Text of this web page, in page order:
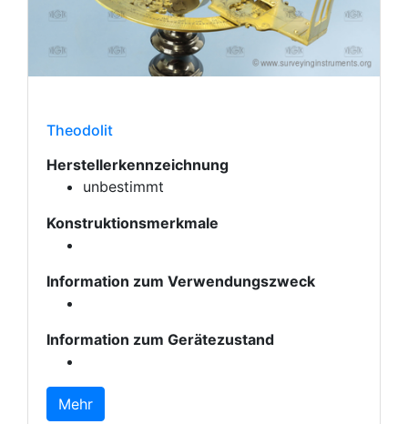
Theodolit
Herstellerkennzeichnung
unbestimmt
Konstruktionsmerkmale
Information zum Verwendungszweck
Information zum Gerätezustand
Mehr